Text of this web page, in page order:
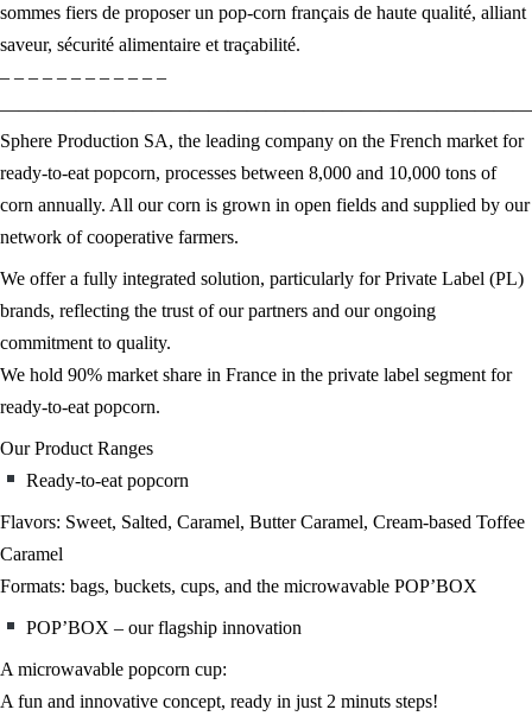
sommes fiers de proposer un pop-corn français de haute qualité, alliant
saveur, sécurité alimentaire et traçabilité.
– – – – – – – – – – – –
Sphere Production SA, the leading company on the French market for
ready-to-eat popcorn, processes between 8,000 and 10,000 tons of
corn annually. All our corn is grown in open fields and supplied by our
network of cooperative farmers.
We offer a fully integrated solution, particularly for Private Label (PL)
brands, reflecting the trust of our partners and our ongoing
commitment to quality.
We hold 90% market share in France in the private label segment for
ready-to-eat popcorn.
Our Product Ranges
Ready-to-eat popcorn
Flavors: Sweet, Salted, Caramel, Butter Caramel, Cream-based Toffee
Caramel
Formats: bags, buckets, cups, and the microwavable POP’BOX
POP’BOX – our flagship innovation
A microwavable popcorn cup:
A fun and innovative concept, ready in just 2 minuts steps!